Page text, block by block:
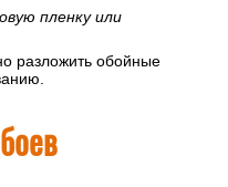
пленку или
разложить обойные